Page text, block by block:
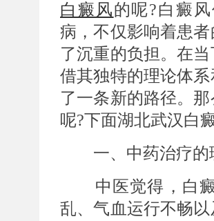
白癜风的呢?白癜
病，不仅影响着患
了沉重的负担。在
借其独特的理论体
了一条新的路径。
呢?下面湖北武汉白
一、中药治疗的
中医觉得，白癜
乱、气血运行不畅